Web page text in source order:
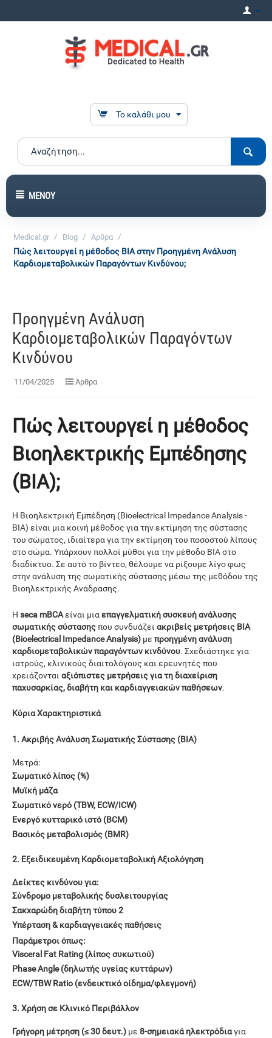
Το καλάθι μου
ΜΕΝΟΎ
Medical.gr / Blog / Άρθρα /
Πώς λειτουργεί η μέθοδος BIA στην Προηγμένη Ανάλυση
Καρδιομεταβολικών Παραγόντων Κινδύνου;
Προηγμένη Ανάλυση
Καρδιομεταβολικών Παραγόντων
Κινδύνου
11/04/2025 Άρθρα
Πώς λειτουργεί η μέθοδος
Βιοηλεκτρικής Εμπέδησης
(BIA);
Η Βιοηλεκτρική Εμπέδηση (Bioelectrical Impedance Analysis -
BIA) είναι μια κοινή μέθοδος για την εκτίμηση της σύστασης
του σώματος, ιδιαίτερα για την εκτίμηση του ποσοστού λίπους
στο σώμα. Υπάρχουν πολλοί μύθοι για την μέθοδο BIA στο
διαδίκτυο. Σε αυτό το βίντεο, θέλουμε να ρίξουμε λίγο φως
στην ανάλυση της σωματικής σύστασης μέσω της μεθόδου της
Βιοηλεκτρικής Ανάδρασης.
Η seca mBCAείναι μιαεπαγγελματική συσκευή ανάλυσης
σωματικής σύστασηςπου συνδυάζει ακριβείς μετρήσεις BIA
(Bioelectrical Impedance Analysis) με προηγμένη ανάλυση
καρδιομεταβολικών παραγόντων κινδύνου. Σχεδιάστηκε για
ιατρούς, κλινικούς διαιτολόγους και ερευνητές που
χρειάζονται αξιόπιστες μετρήσεις για τη διαχείριση
παχυσαρκίας, διαβήτη και καρδιαγγειακών παθήσεων.
Κύρια Χαρακτηριστικά
1. Ακριβής Ανάλυση Σωματικής Σύστασης (BIA)
Μετρά:
Σωματικό λίπος (%)
Μυϊκή μάζα
Σωματικό νερό (TBW, ECW/ICW)
Ενεργό κυτταρικό ιστό (BCM)
Βασικός μεταβολισμός (BMR)
2. Εξειδικευμένη Καρδιομεταβολική Αξιολόγηση
Δείκτες κινδύνου για:
Σύνδρομο μεταβολικής δυσλειτουργίας
Σακχαρώδη διαβήτη τύπου 2
Υπέρταση & καρδιαγγειακές παθήσεις
Παράμετροι όπως:
Visceral Fat Rating (λίποςσυκωτιού)
Phase Angle (δηλωτής υγείας κυττάρων)
ECW/TBW Ratio (ενδεικτικό οίδημα/φλεγμονή)
3. Χρήση σε Κλινικό Περιβάλλον
Γρήγορη μέτρηση (≤ 30 δευτ.) με 8-σημειακά ηλεκτρόδιαγια